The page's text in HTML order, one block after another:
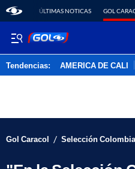
ÚLTIMAS NOTICAS GOL
Tendencias: AMERICA DE CALI
Gol Caracol / Selección Colombia